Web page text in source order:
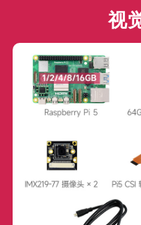
视